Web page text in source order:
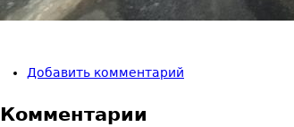
Добавить комментарий
Комментарии